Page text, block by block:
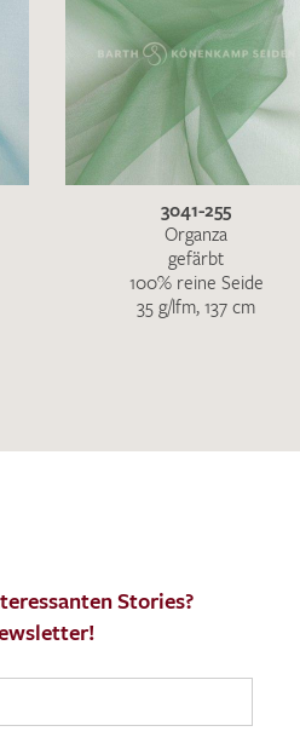
3041-255
Organza
gefärbt
100% reine Seide
35 g/lfm, 137 cm
Stories?